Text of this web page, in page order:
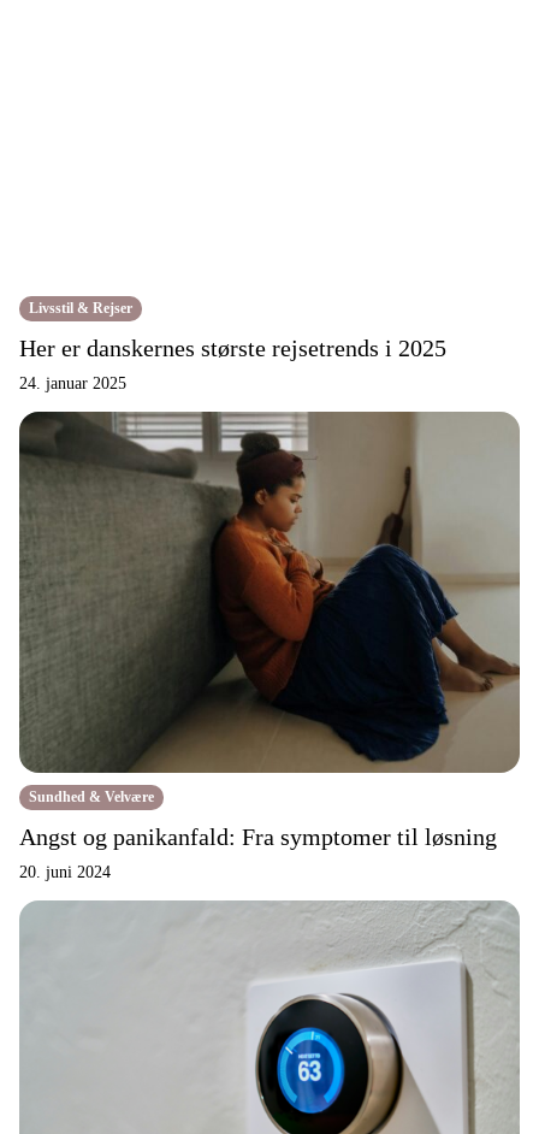
Livsstil & Rejser
Her er danskernes største rejsetrends i 2025
24. januar 2025
Sundhed & Velvære
Angst og panikanfald: Fra symptomer til løsning
20. juni 2024